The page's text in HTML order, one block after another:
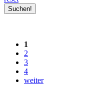
1
2
3
4
weiter